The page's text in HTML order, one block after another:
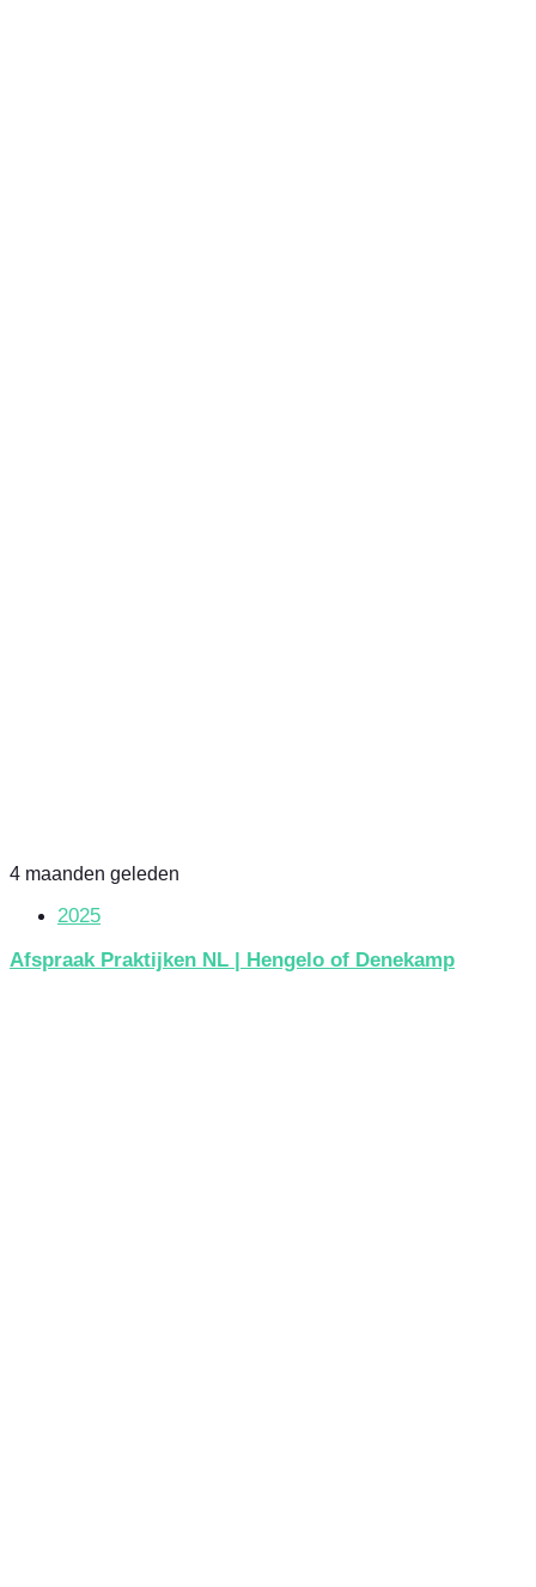
4 maanden geleden
2025
Afspraak Praktijken NL | Hengelo of Denekamp